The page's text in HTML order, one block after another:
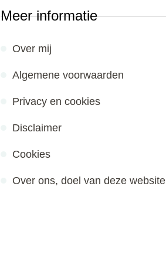
Meer informatie
Over mij
Algemene voorwaarden
Privacy en cookies
Disclaimer
Cookies
Over ons, doel van deze website